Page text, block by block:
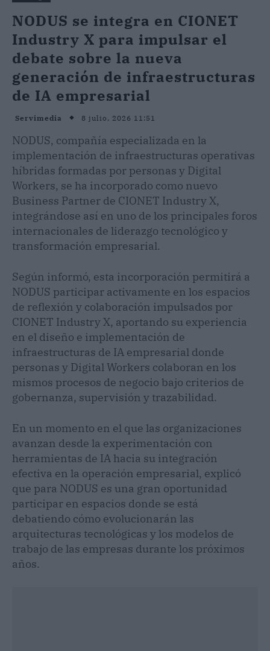
NODUS se integra en CIONET
Industry X para impulsar el
debate sobre la nueva
generación de infraestructuras
de IA empresarial
Servimedia 8 julio, 2026 11:51
NODUS, compañía especializada en la
implementación de infraestructuras operativas
híbridas formadas por personas y Digital
Workers, se ha incorporado como nuevo
Business Partner de CIONET Industry X,
integrándose así en uno de los principales foros
internacionales de liderazgo tecnológico y
transformación empresarial.
Según informó, esta incorporación permitirá a
NODUS participar activamente en los espacios
de reflexión y colaboración impulsados por
CIONET Industry X, aportando su experiencia
en el diseño e implementación de
infraestructuras de IA empresarial donde
personas y Digital Workers colaboran en los
mismos procesos de negocio bajo criterios de
gobernanza, supervisión y trazabilidad.
En un momento en el que las organizaciones
avanzan desde la experimentación con
herramientas de IA hacia su integración
efectiva en la operación empresarial, explicó
que para NODUS es una gran oportunidad
participar en espacios donde se está
debatiendo cómo evolucionarán las
arquitecturas tecnológicas y los modelos de
trabajo de las empresas durante los próximos
años.